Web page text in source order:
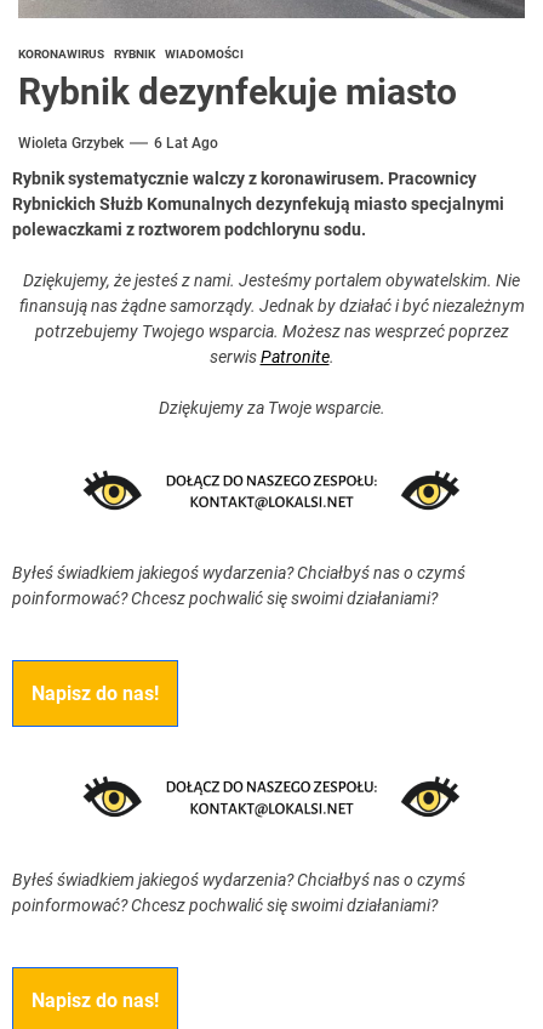
KORONAWIRUS RYBNIK WIADOMOŚCI
Rybnik dezynfekuje miasto
Wioleta Grzybek 6 Lat Ago
Rybnik systematycznie walczy z koronawirusem. Pracownicy
Rybnickich Służb Komunalnych dezynfekują miasto specjalnymi
polewaczkami z roztworem podchlorynu sodu.
Dziękujemy, że jesteś z nami. Jesteśmy portalem obywatelskim. Nie
finansują nas żądne samorządy. Jednak by działać i być niezależnym
potrzebujemy Twojego wsparcia. Możesz nas wesprzeć poprzez
serwisPatronite.
Dziękujemy za Twoje wsparcie.
Byłeś świadkiem jakiegoś wydarzenia? Chciałbyś nas o czymś
poinformować? Chcesz pochwalić się swoimi działaniami?
Napisz do nas!
Byłeś świadkiem jakiegoś wydarzenia? Chciałbyś nas o czymś
poinformować? Chcesz pochwalić się swoimi działaniami?
Napisz do nas!